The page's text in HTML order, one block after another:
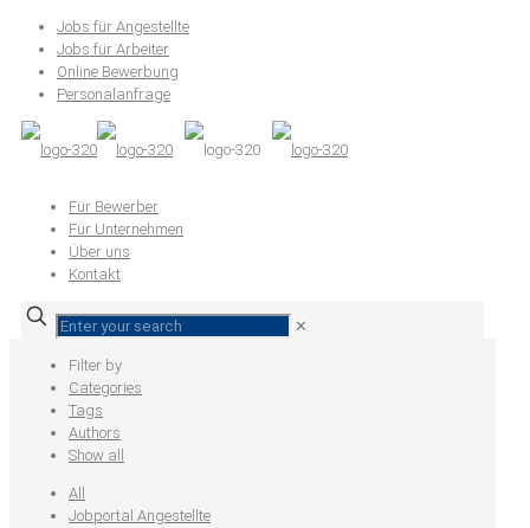
Jobs für Angestellte
Jobs für Arbeiter
Online Bewerbung
Personalanfrage
Für Bewerber
Für Unternehmen
Über uns
Kontakt
✕
Filter by
Categories
Tags
Authors
Show all
All
Jobportal Angestellte